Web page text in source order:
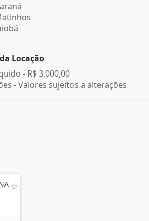
Locação
- R$ 3.000,00
- Valores sujeitos a alterações